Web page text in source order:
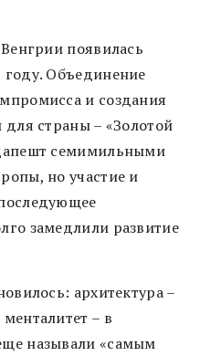
появилась
Объединение
и создания
страны – «Золотой
семимильными
но участие и
замедлили развитие
архитектура –
– в
называли «самым